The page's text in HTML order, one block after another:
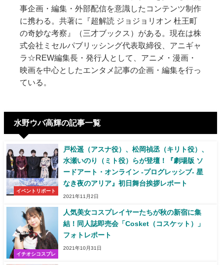
事企画・編集・外部配信を意識したコンテンツ制作
に携わる。共著に『超解読 ジョジョリオン 杜王町
の奇妙な考察』（三才ブックス）がある。現在は株
式会社ミセルパブリッシング代表取締役、アニギャ
ラ☆REW編集長・発行人として、アニメ・漫画・
映画を中心としたエンタメ記事の企画・編集を行っ
ている。
水野ウバ高輝の記事一覧
イベントリポート
戸松遥（アスナ役）、松岡禎丞（キリト役）、
水瀬いのり（ミト役）らが登壇！『劇場版 ソ
ードアート・オンライン -プログレッシブ- 星
なき夜のアリア』初日舞台挨拶レポート
2021年11月2日
イチオシコスプレ
人気美女コスプレイヤーたちが秋の新宿に集
結！同人誌即売会「Cosket（コスケット）」
フォトレポート
2021年10月31日